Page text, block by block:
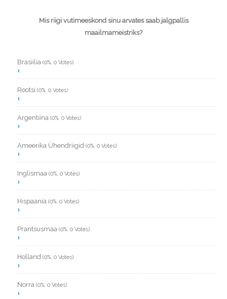
Mis riigi vutimeeskond sinu arvates saab jalgpallis
maailmameistriks?
Brasiilia (0%, 0 Votes)
Rootsi (0%, 0 Votes)
Argentiina (0%, 0 Votes)
Ameerika Ühendriigid (0%, 0 Votes)
Inglismaa (0%, 0 Votes)
Hispaania (0%, 0 Votes)
Prantsusmaa (0%, 0 Votes)
Holland (0%, 0 Votes)
Norra (0%, 0 Votes)